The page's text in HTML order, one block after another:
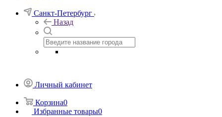
Санкт-Петербург
Назад
Личный кабинет
Корзина0
Избранные товары0